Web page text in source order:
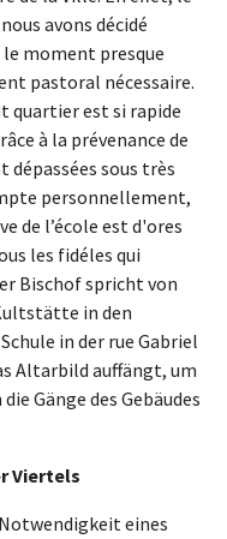
avons décidé
moment presque
pastoral nécessaire.
quartier est si rapide
à la prévenance de
sous très
personnellement,
de l’école est d'ores
les fidéles qui
Bischof spricht von
in den
in der rue Gabriel
Altarbild auffängt, um
Gänge des Gebäudes
Viertels
eines